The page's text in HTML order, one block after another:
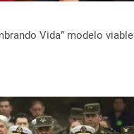
Vida” modelo viable